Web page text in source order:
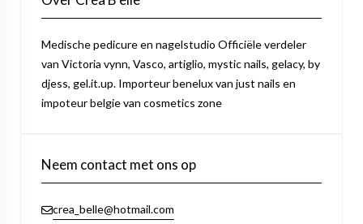
Medische pedicure en nagelstudio Officiële verdeler
van Victoria vynn, Vasco, artiglio, mystic nails, gelacy, by
djess, gel.it.up. Importeur benelux van just nails en
impoteur belgie van cosmetics zone
Neem contact met ons op
crea_belle@hotmail.com